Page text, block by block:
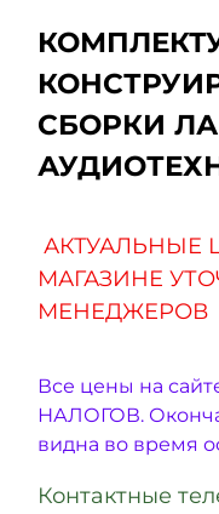
СБОРКИ
АКТУАЛЬНЫЕ
МАГАЗИНЕ
МЕНЕДЖЕРОВ
Все цены на
НАЛОГОВ.
видна во время
Контактные